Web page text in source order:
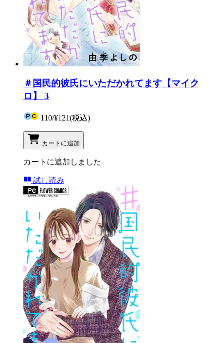
＃国民的彼氏にいただかれてます【マイク
ロ】 3
110/¥121(税込)
カートに追加
カートに追加しました
試し読み